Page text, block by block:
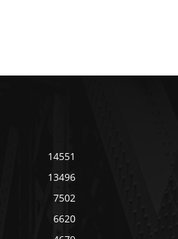
14551
13496
7502
6620